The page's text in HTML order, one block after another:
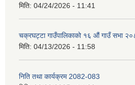
मिति: 04/24/2026 - 11:41
चक्रघट्टा गाउँपालिकाको १६ औं गाउँ सभा
मिति: 04/13/2026 - 11:58
निति तथा कार्यक्रम 2082-083